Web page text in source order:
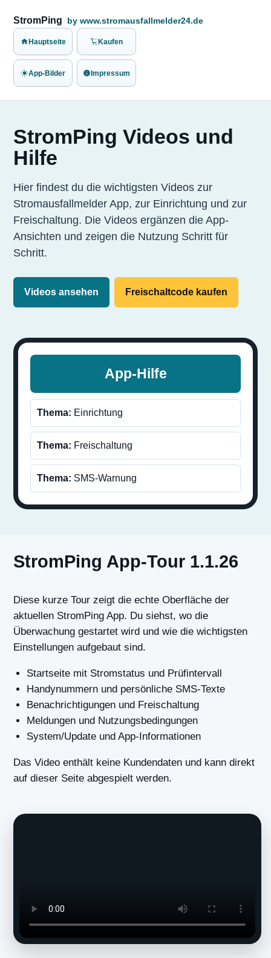
StromPing by www.stromausfallmelder24.de
Hauptseite Kaufen
App-Bilder Impressum
StromPing Videos und
Hilfe
Hier findest du die wichtigsten Videos zur
Stromausfallmelder App, zur Einrichtung und zur
Freischaltung. Die Videos ergänzen die App-
Ansichten und zeigen die Nutzung Schritt für
Schritt.
Videos ansehen Freischaltcode kaufen
App-Hilfe
Thema: Einrichtung
Thema: Freischaltung
Thema: SMS-Warnung
StromPing App-Tour 1.1.26
Diese kurze Tour zeigt die echte Oberfläche der
aktuellen StromPing App. Du siehst, wo die
Überwachung gestartet wird und wie die wichtigsten
Einstellungen aufgebaut sind.
Startseite mit Stromstatus und Prüfintervall
Handynummern und persönliche SMS-Texte
Benachrichtigungen und Freischaltung
Meldungen und Nutzungsbedingungen
System/Update und App-Informationen
Das Video enthält keine Kundendaten und kann direkt
auf dieser Seite abgespielt werden.